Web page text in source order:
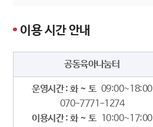
이용 시간 안내
공동육아나눔터
운영시간 : 화 ~ 토09:00~18:00
070-7771-1274
이용시간 : 화 ~ 토10:00~17:00